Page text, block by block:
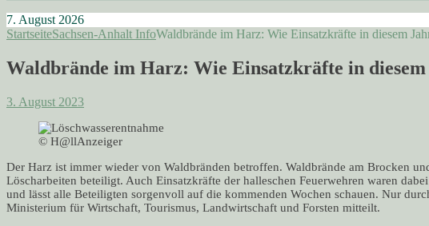
7. August 2026
StartseiteSachsen-Anhalt InfoWaldbrände im Harz: Wie Einsatzkräfte in diesem
Waldbrände im Harz: Wie Einsatzkräfte in
3. August 2023
© H@llAnzeiger
Der Harz ist immer wieder von Waldbränden betroffen. Waldbrände am Brocken
Löscharbeiten beteiligt. Auch Einsatzkräfte der halleschen Feuerwehren waren
und lässt alle Beteiligten sorgenvoll auf die kommenden Wochen schauen. Nur
Ministerium für Wirtschaft, Tourismus, Landwirtschaft und Forsten mitteilt.